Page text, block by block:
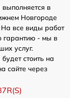
выполняется в
Новгороде
На все виды работ
гарантию - мы в
услуг.
стоить на
сайте через